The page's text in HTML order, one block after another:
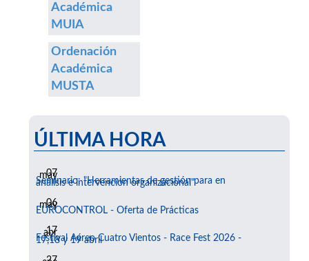
Académica
MUIA
Ordenación
Académica
MUSTA
ÚLTIMA HORA
07
may
Seminario: "Herramientas de gestión para en
análisis e intervención organizacional"
06
may
EUROCONTROL - Oferta de Prácticas
17
abr
Festival Aéreo Cuatro Vientos - Race Fest 2026 -
17,18 y 19 abril